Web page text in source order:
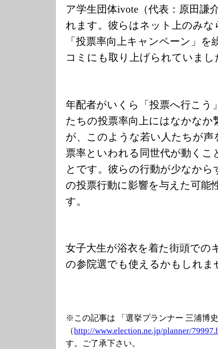
ア学生団体ivote（代表：原田謙
れます。彼らはネット上のみな
「投票率向上キャンペーン」
コミにも取り上げられていまし
年配者がいくら「投票へ行こう
たちの投票率向上にはなかな
が、このような若い人たちが
票率といわれる同世代が動くこ
とです。彼らの行動が少なから
の投票行動に影響を与えた可能
す。
女子大生が浴衣を着た街頭での
の参院選でも使えるかもしれま
※この記事は 「選挙プランナー 三浦博
（http://www.election.ne.jp/planner/
す。ご了承下さい。